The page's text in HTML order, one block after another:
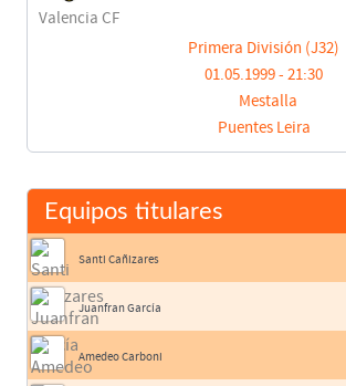
Valencia CF
Primera División (J32)
01.05.1999 - 21:30
Mestalla
Puentes Leira
Equipos titulares
Santi Cañizares
Juanfran García
Amedeo Carboni